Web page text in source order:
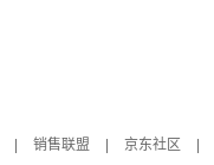
销售联盟 京东社区